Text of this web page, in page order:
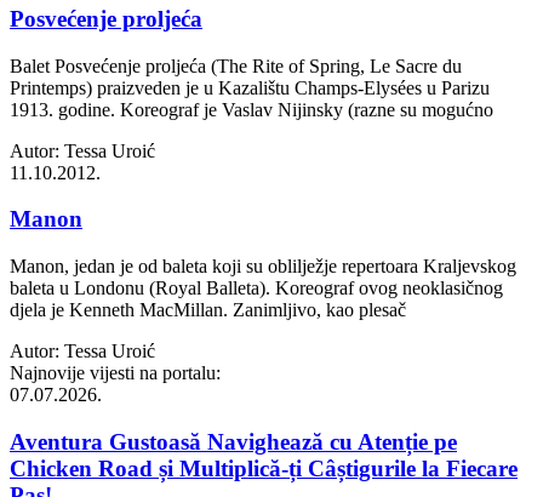
Posvećenje proljeća
Balet Posvećenje proljeća (The Rite of Spring, Le Sacre du
Printemps) praizveden je u Kazalištu Champs-Elysées u Parizu
1913. godine. Koreograf je Vaslav Nijinsky (razne su mogućno
Autor: Tessa Uroić
11.10.2012.
Manon
Manon, jedan je od baleta koji su oblilježje repertoara Kraljevskog
baleta u Londonu (Royal Balleta). Koreograf ovog neoklasičnog
djela je Kenneth MacMillan. Zanimljivo, kao plesač
Autor: Tessa Uroić
Najnovije vijesti na portalu:
07.07.2026.
Aventura Gustoasă Navighează cu Atenție pe
Chicken Road și Multiplică-ți Câștigurile la Fiecare